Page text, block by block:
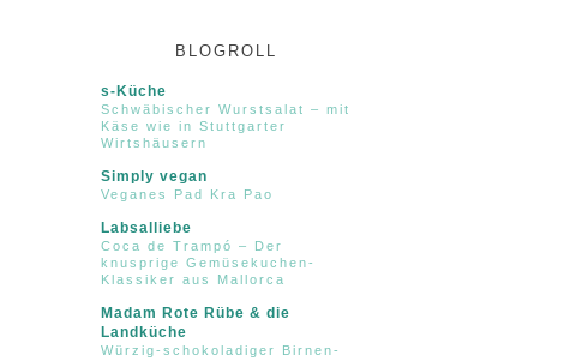
BLOGROLL
s-Küche
Schwäbischer Wurstsalat – mit
Käse wie in Stuttgarter
Wirtshäusern
Simply vegan
Veganes Pad Kra Pao
Labsalliebe
Coca de Trampó – Der
knusprige Gemüsekuchen-
Klassiker aus Mallorca
Madam Rote Rübe & die
Landküche
Würzig-schokoladiger Birnen-